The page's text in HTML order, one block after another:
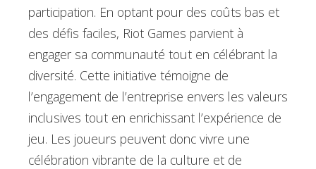
participation. En optant pour des coûts bas et
des défis faciles, Riot Games parvient à
engager sa communauté tout en célébrant la
diversité. Cette initiative témoigne de
l’engagement de l’entreprise envers les valeurs
inclusives tout en enrichissant l’expérience de
jeu. Les joueurs peuvent donc vivre une
célébration vibrante de la culture et de